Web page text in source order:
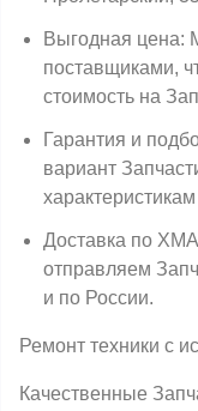
Выгодная цена:
поставщиками,
стоимость на
Гарантия и
вариант
Доставка по
отправляем
и по России.
Ремонт техники с
Качественные